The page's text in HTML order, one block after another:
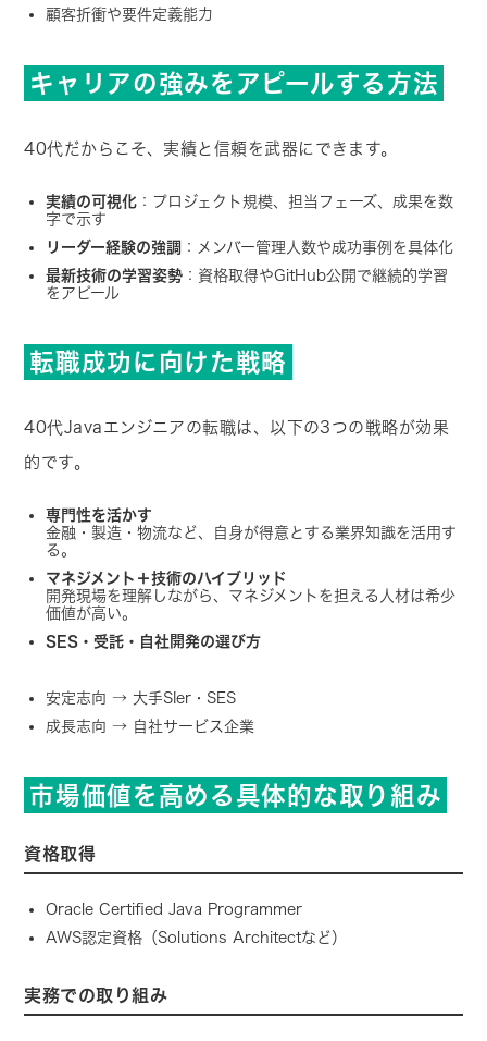
顧客折衝や要件定義能力
キャリアの強みをアピールする方法
40代だからこそ、実績と信頼を武器にできます。
実績の可視化 ：プロジェクト規模、担当フェーズ、成果を数
字で示す
リーダー経験の強調 ：メンバー管理人数や成功事例を具体化
最新技術の学習姿勢 ：資格取得やGitHub公開で継続的学習
をアピール
転職成功に向けた戦略
40代Javaエンジニアの転職は、以下の3つの戦略が効果
的です。
専門性を活かす
金融・製造・物流など、自身が得意とする業界知識を活用す
る。
マネジメント＋技術のハイブリッド
開発現場を理解しながら、マネジメントを担える人材は希少
価値が高い。
SES・受託・自社開発の選び方
安定志向 → 大手SIer・SES
成長志向 → 自社サービス企業
市場価値を高める具体的な取り組み
資格取得
Oracle Certified Java Programmer
AWS認定資格（Solutions Architectなど）
実務での取り組み